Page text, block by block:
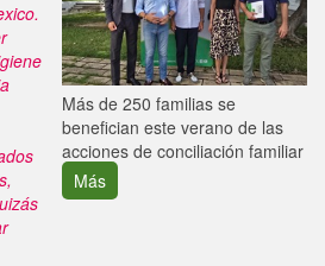
Más de 250 familias se
benefician este verano de las
acciones de conciliación familiar
Más